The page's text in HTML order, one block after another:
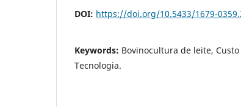
DOI: https://doi.org/10.5433/1679-
Keywords: Bovinocultura de leite,
Tecnologia.